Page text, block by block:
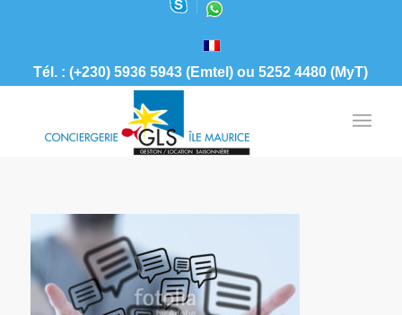
Tél. : (+230) 5936 5943 (Emtel) ou 5252 4480 (MyT)